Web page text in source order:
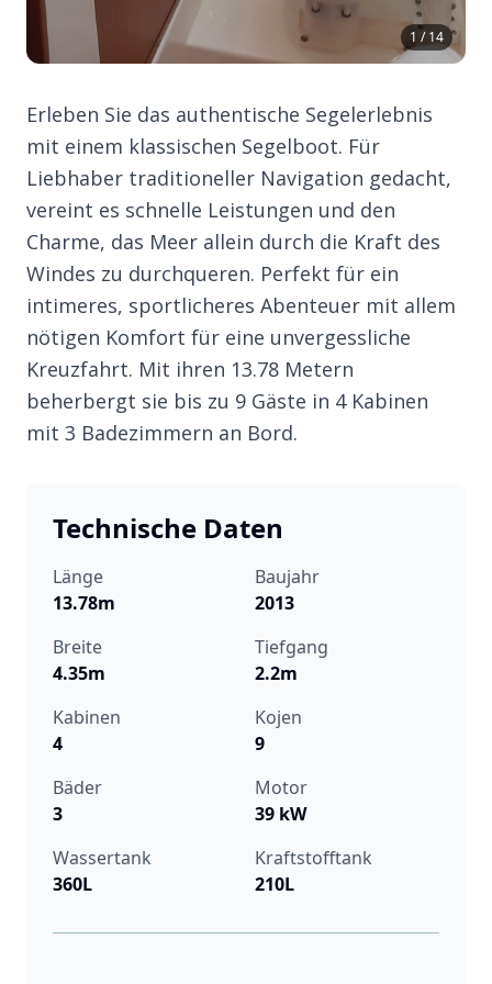
1 / 14
Erleben Sie das authentische Segelerlebnis
mit einem klassischen Segelboot. Für
Liebhaber traditioneller Navigation gedacht,
vereint es schnelle Leistungen und den
Charme, das Meer allein durch die Kraft des
Windes zu durchqueren. Perfekt für ein
intimeres, sportlicheres Abenteuer mit allem
nötigen Komfort für eine unvergessliche
Kreuzfahrt. Mit ihren 13.78 Metern
beherbergt sie bis zu 9 Gäste in 4 Kabinen
mit 3 Badezimmern an Bord.
Technische Daten
Länge
13.78m
Baujahr
2013
Breite
4.35m
Tiefgang
2.2m
Kabinen
4
Kojen
9
Bäder
3
Motor
39 kW
Wassertank
360L
Kraftstofftank
210L